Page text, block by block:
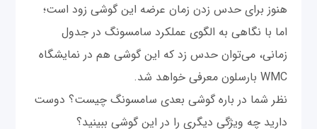
هنوز برای حدس زدن زمان عرضه این گوشی زود است؛
اما با نگاهی به الگوی عملکرد سامسونگ در جدول
زمانی، می‌توان حدس زد که این گوشی هم در نمایشگاه
WMC بارسلون معرفی خواهد شد.
نظر شما در باره گوشی بعدی سامسونگ چیست؟ دوست
دارید چه ویژگی دیگری را در این گوشی ببینید؟